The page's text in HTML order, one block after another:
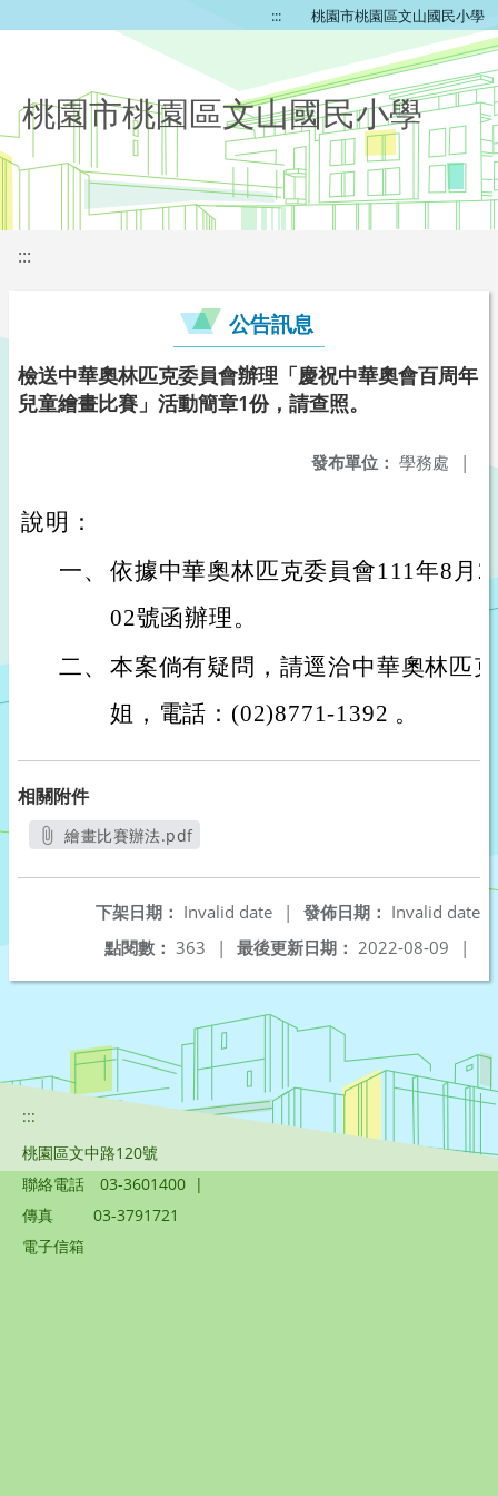
::: 桃園市桃園區文山國民小學
桃園市桃園區文山國民小學
:::
公告訊息
檢送中華奧林匹克委員會辦理「慶祝中華奧會百周年
兒童繪畫比賽」活動簡章1份，請查照。
發布單位： 學務處 |
說明：
一、 依據中華奧林匹克委員會111年8月
02號函辦理。
二、 本案倘有疑問，請逕洽中華奧林匹
姐，電話：(02)8771-1392 。
相關附件
繪畫比賽辦法.pdf
發佈日期： Invalid date
下架日期： Invalid date
|
最後更新日期： 2022-08-09 |
點閱數： 363 |
:::
桃園區文中路120號
聯絡電話
03-3601400 |
傳真
03-3791721
電子信箱